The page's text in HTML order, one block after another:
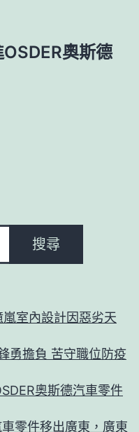
奧斯德
搜尋
室內設計因惡劣天
勇擔負 苦守職位防疫
奧斯德汽車零件
零件移出廣東，廣東